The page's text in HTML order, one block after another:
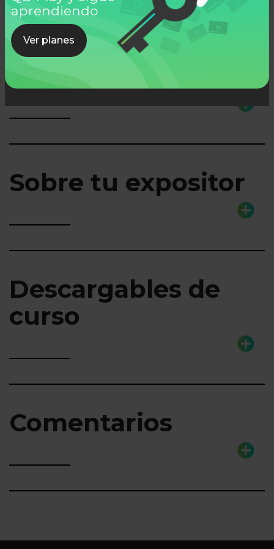
aprendiendo
Ver planes
Lo que aprenderás
Sobre tu expositor
Descargables de
curso
Comentarios